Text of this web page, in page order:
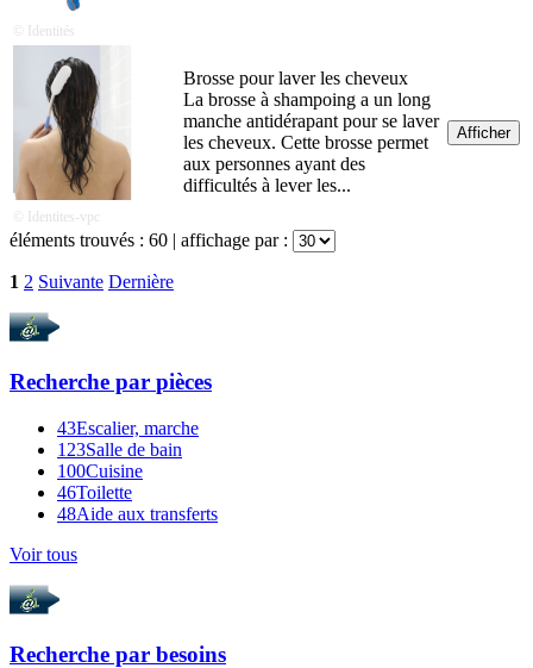
© Identités
© Identites-vpc
Brosse pour laver les cheveux
La brosse à shampoing a un long
manche antidérapant pour se laver
les cheveux. Cette brosse permet
aux personnes ayant des
difficultés à lever les...
Afficher
éléments trouvés : 60 | affichage par :
1 2 Suivante Dernière
Recherche par pièces
43Escalier, marche
123Salle de bain
100Cuisine
46Toilette
48Aide aux transferts
Voir tous
Recherche par besoins